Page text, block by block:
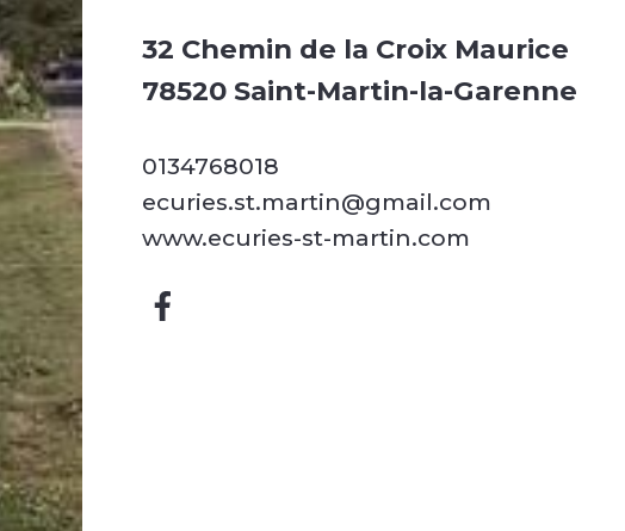
32 Chemin de la Croix Maurice
78520 Saint-Martin-la-Garenne
0134768018
ecuries.st.martin@gmail.com
www.ecuries-st-martin.com